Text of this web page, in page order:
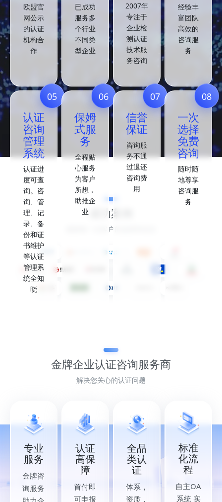
欧盟官
网公示
的认证
机构合
作
已成功
服务多
个行业
不同类
型企业
2007年
专注于
企业检
测认证
技术服
务咨询
经验丰
富团队
高效的
咨询服
务
05
认证
咨询
管理
系统
认证进
度可查
询。咨
询、管
理、记
录、备
份和证
书维护
等认证
管理系
统全知
晓
06
保姆
式服
务
全程贴
心服务
为客户
所想，
助推企
业
07
信誉
保证
咨询服
务不通
过退还
咨询费
用
08
一次
选择
免费
咨询
随时随
地尊享
咨询服
务
成功案例
感谢每一位客户的选择和信任
金牌企业认证咨询服务商
解决您关心的认证问题
专业
服务
金牌咨
询服务
认证
高保
障
首付即
可申报
全品
类认
证
体系，
资质，
标准
化流
程
自主OA
系统 实